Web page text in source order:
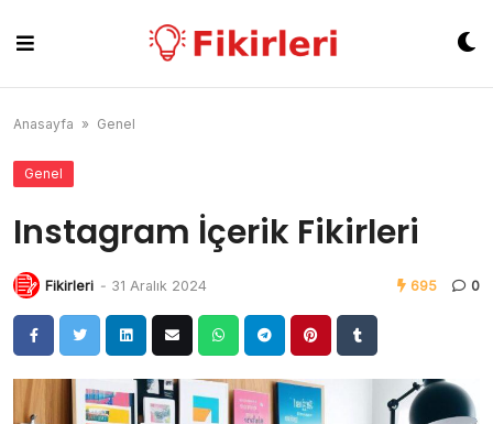
content
Anasayfa » Genel
Genel
Instagram İçerik Fikirleri
Fikirleri - 31 Aralık 2024 695 0